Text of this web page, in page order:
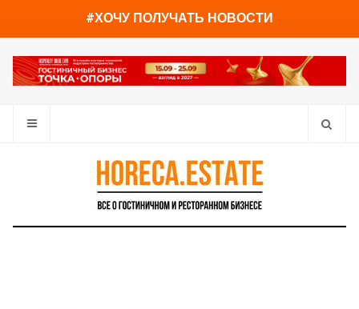
#ХОЧУ ПОЛУЧАТЬ НОВОСТИ